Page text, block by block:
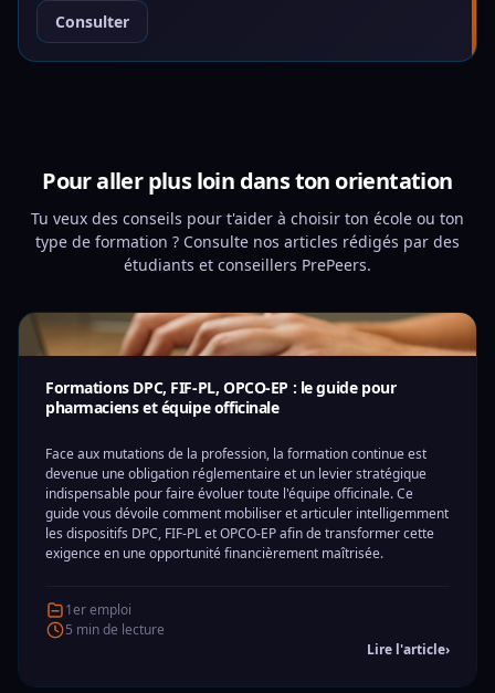
Consulter
Pour aller plus loin dans ton orientation
Tu veux des conseils pour t'aider à choisir ton école ou ton
type de formation ? Consulte nos articles rédigés par des
étudiants et conseillers PrePeers.
Formations DPC, FIF-PL, OPCO-EP : le guide pour
pharmaciens et équipe officinale
Face aux mutations de la profession, la formation continue est
devenue une obligation réglementaire et un levier stratégique
indispensable pour faire évoluer toute l'équipe officinale. Ce
guide vous dévoile comment mobiliser et articuler intelligemment
les dispositifs DPC, FIF-PL et OPCO-EP afin de transformer cette
exigence en une opportunité financièrement maîtrisée.
1er emploi
5 min de lecture
Lire l'article›